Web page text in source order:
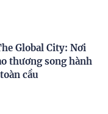
Global City: Nơi
thương song hành
cầu